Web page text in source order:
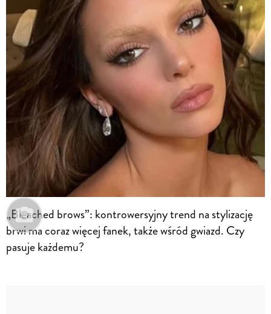
„Bleached brows”: kontrowersyjny trend na stylizację
brwi ma coraz więcej fanek, także wśród gwiazd. Czy
pasuje każdemu?